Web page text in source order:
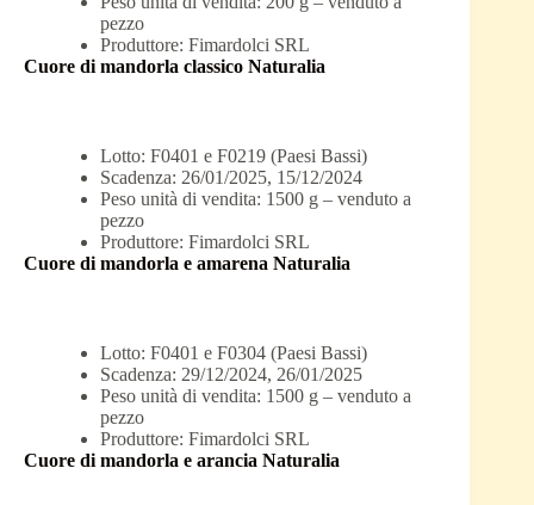
pezzo
Produttore: Fimardolci SRL
Cuore di mandorla classico Naturalia
Lotto: F0401 e F0219 (Paesi Bassi)
Scadenza: 26/01/2025, 15/12/2024
Peso unità di vendita: 1500 g – venduto a
pezzo
Produttore: Fimardolci SRL
Cuore di mandorla e amarena Naturalia
Lotto: F0401 e F0304 (Paesi Bassi)
Scadenza: 29/12/2024, 26/01/2025
Peso unità di vendita: 1500 g – venduto a
pezzo
Produttore: Fimardolci SRL
Cuore di mandorla e arancia Naturalia